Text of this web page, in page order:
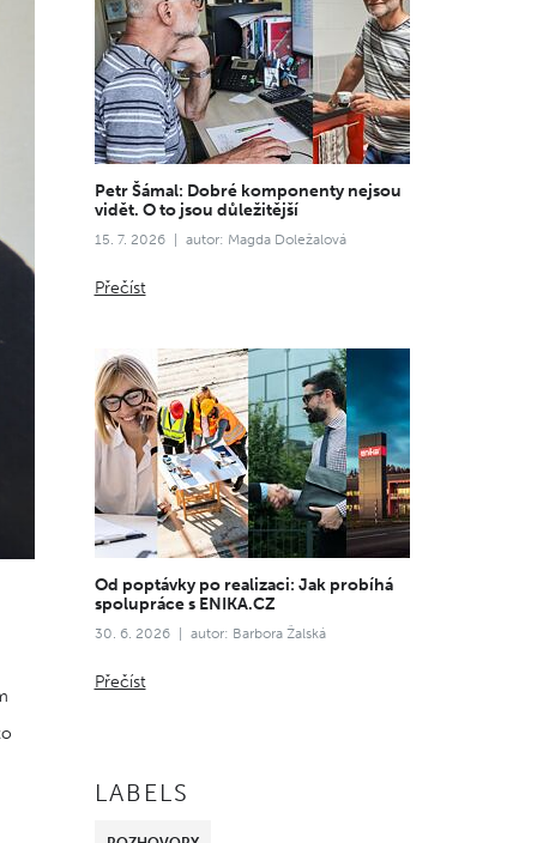
Petr Šámal: Dobré komponenty nejsou
vidět. O to jsou důležitější
15. 7. 2026 autor: Magda Doležalová
Přečíst
Od poptávky po realizaci: Jak probíhá
spolupráce s ENIKA.CZ
30. 6. 2026 autor: Barbora Žalská
Přečíst
LABELS